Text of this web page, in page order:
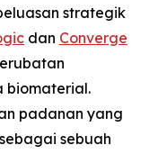
strategik
dan Converge
biomaterial.
padanan yang
sebuah